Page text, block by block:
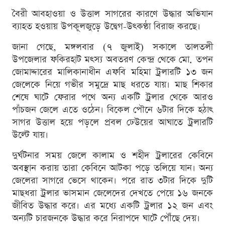
বৈরী আবহাওয়া ও উত্তাল সাগরের কারণে উদ্ধার অভিযান
ব্যাহত হওয়ায় উপকূলজুড়ে উদ্বেগ-উৎকণ্ঠা বিরাজ করছে।
জানা গেছে, মঙ্গলবার (৭ জুলাই) সকালে তালতলী
উপজেলার ফকিরহাট মৎস্য অবতরণ কেন্দ্র থেকে মো. তপন
জোমাদ্দারের মালিকানাধীন এফবি মহিমা ট্রলারটি ১৩ জন
জেলেকে নিয়ে গভীর সমুদ্রে মাছ ধরতে যায়। মাছ শিকার
শেষে ঘাটে ফেরার পথে অন্য একটি ট্রলার থেকে আরও
পাঁচজন জেলে এতে ওঠেন। বিকেল পৌনে ৬টার দিকে হঠাৎ
সাগর উত্তাল হয়ে পড়লে প্রবল ঢেউয়ের আঘাতে ট্রলারটি
উল্টে যায়।
দুর্ঘটনার সময় জেলে কালাম ও শহীদ ট্রলারের কেবিনে
অবস্থান করায় তারা কেবিনে আটকা পড়ে তলিয়ে যান। অন্য
জেলেরা সাগরে ভেসে থাকেন। পরে রাত ৩টার দিকে দুটি
মাছধরা ট্রলার ভাসমান জেলেদের দেখতে পেয়ে ১৬ জনকে
জীবিত উদ্ধার করে। এর মধ্যে একটি ট্রলার ১২ জন এবং
অন্যটি চারজনকে উদ্ধার করে নিরাপদে ঘাটে পৌঁছে দেয়।